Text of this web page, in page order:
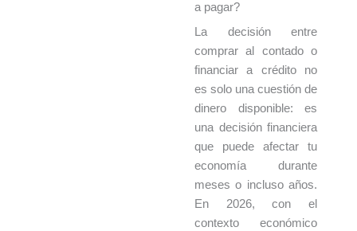
a pagar?
La decisión entre
comprar al contado o
financiar a crédito no
es solo una cuestión de
dinero disponible: es
una decisión financiera
que puede afectar tu
economía durante
meses o incluso años.
En 2026, con el
contexto económico